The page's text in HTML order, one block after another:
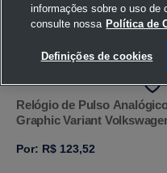
FILTRAR
Relógio de Pulso
Graphic Variant
Por: R$ 123,52
informações sobre o uso de
consulte nossa Política de
Definições de cookies